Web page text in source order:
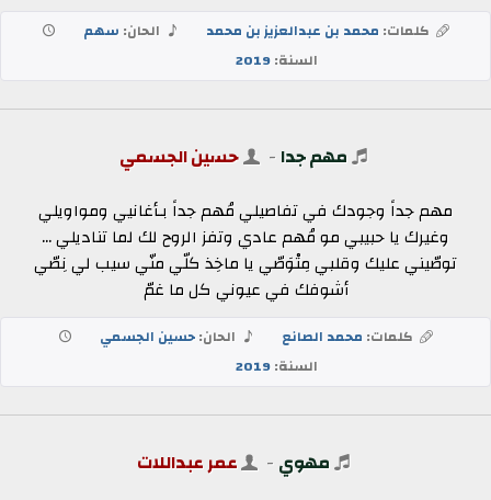
كلمات: محمد بن عبدالعزيز بن محمد الحان: سهم
السنة:2019
مهم جدا - حسين الجسمي
مهم جداً وجودك في تفاصيلي مُهم جداً بـأغانيي ومواويلي
وغيرك يا حبيبي مو مُهم عادي وتفز الروح لك لما تناديلي ...
توصّيني عليك وقلبي مِتْوَصّي يا ماخِذ كلّي منّي سيب لي نِصّي
أشوفك في عيوني كل ما غمّ
كلمات: محمد الصانع الحان:حسين الجسمي
السنة:2019
مهوي - عمر عبداللات